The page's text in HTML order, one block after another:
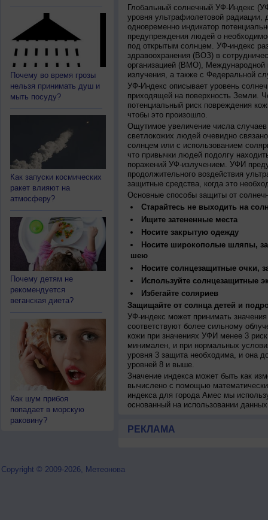
Почему во время грозы
нельзя принимать душ и
мыть посуду?
Как запуски космических
ракет влияют на
атмосферу?
Почему детям не
рекомендуется
веганская диета?
Как шум прибоя
попадает в морскую
раковину?
Глобальный солнечный УФ-Индекс
уровня ультрафиолетовой
одновременно индикатор
предупреждения людей о
под открытым солнцем. УФ-индекс
здравоохранения (ВОЗ) в
организацией (ВМО), Международной
излучения, а также с Федеральной
УФ-Индекс описывает уровень
приходящей на поверхность Земли.
потенциальный риск повреждения
чтобы это произошло.
Ощутимое увеличение числа
светлокожих людей очевидно
солнцем или с использованием
что привычки людей подолгу
поражений УФ-излучением. УФИ
продолжительного воздействия
защитные средства, когда это
Основные способы защиты от
Старайтесь не выходить на
Ищите затененные места
Носите закрытую одежду
Носите широкополые шляпы,
шею
Носите солнцезащитные очки,
Используйте солнцезащитные
Избегайте соляриев
Защищайте от солнца детей и
УФ-индекс может принимать
соответствуют более сильному
кожи при значениях УФИ менее 3
минимален, и при нормальных
уровня 3 защита необходима, и она
уровней 8 и выше.
Значение индекса может быть как
вычислено с помощью
индекса для города Амес мы
основанный на использовании
РЕКЛАМА
Copyright © 2009-2026, Метеонова